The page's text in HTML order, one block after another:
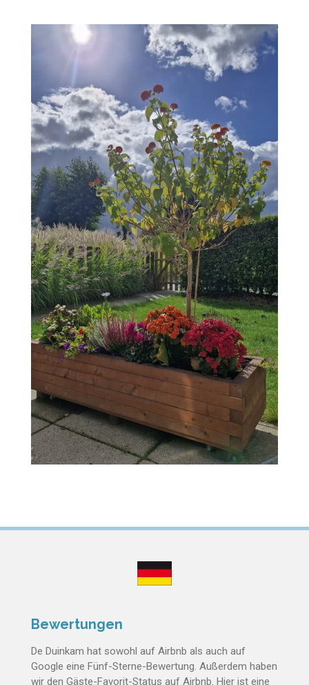
Bewertungen
De Duinkam hat sowohl auf Airbnb als auch auf
Google eine Fünf-Sterne-Bewertung. Außerdem haben
wir den Gäste-Favorit-Status auf Airbnb. Hier ist eine